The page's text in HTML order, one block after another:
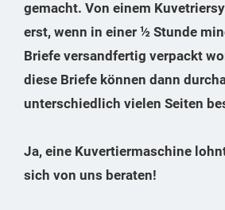
gemacht. Von einem
erst, wenn in einer ½ Stunde
Briefe versandfertig verpackt
diese Briefe können dann
unterschiedlich vielen Seiten
Ja, eine Kuvertiermaschine
sich von uns beraten!